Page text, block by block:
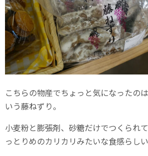
こちらの物産でちょっと気になったの
いう藤ねずり。
小麦粉と膨張剤、砂糖だけでつくられ
っとりめのカリカリみたいな食感らしい